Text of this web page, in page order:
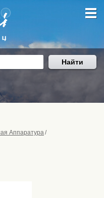
Найти
Аппаратура